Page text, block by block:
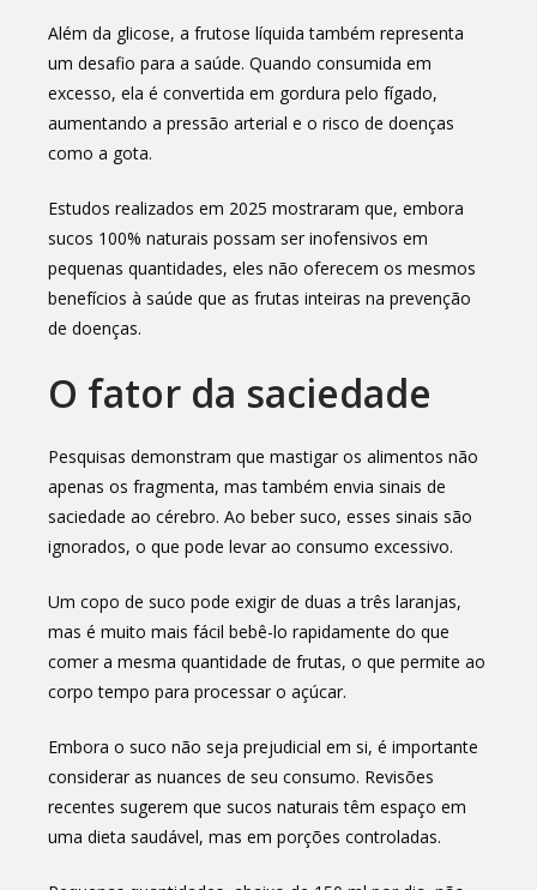
Além da glicose, a frutose líquida também representa
um desafio para a saúde. Quando consumida em
excesso, ela é convertida em gordura pelo fígado,
aumentando a pressão arterial e o risco de doenças
como a gota.
Estudos realizados em 2025 mostraram que, embora
sucos 100% naturais possam ser inofensivos em
pequenas quantidades, eles não oferecem os mesmos
benefícios à saúde que as frutas inteiras na prevenção
de doenças.
O fator da saciedade
Pesquisas demonstram que mastigar os alimentos não
apenas os fragmenta, mas também envia sinais de
saciedade ao cérebro. Ao beber suco, esses sinais são
ignorados, o que pode levar ao consumo excessivo.
Um copo de suco pode exigir de duas a três laranjas,
mas é muito mais fácil bebê-lo rapidamente do que
comer a mesma quantidade de frutas, o que permite ao
corpo tempo para processar o açúcar.
Embora o suco não seja prejudicial em si, é importante
considerar as nuances de seu consumo. Revisões
recentes sugerem que sucos naturais têm espaço em
uma dieta saudável, mas em porções controladas.